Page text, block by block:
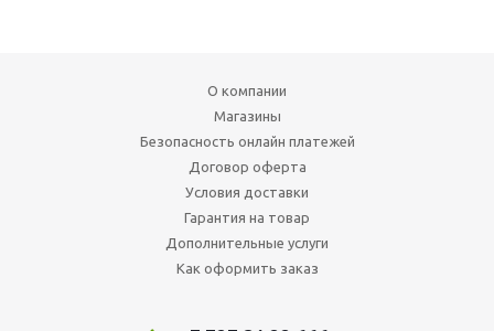
О компании
Магазины
Безопасность онлайн платежей
Договор оферта
Условия доставки
Гарантия на товар
Дополнительные услуги
Как оформить заказ